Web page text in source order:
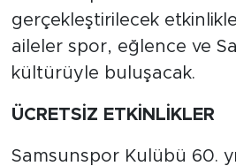
gerçekleştirilecek
aileler spor, eğlence ve
kültürüyle buluşacak.
ÜCRETSİZ ETKİNLİKLER
Samsunspor Kulübü 60.